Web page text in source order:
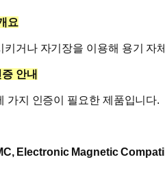
요
키거나 자기장을 이용해 용기 자
안내
가지 인증이 필요한 제품입니다.
Electronic Magnetic